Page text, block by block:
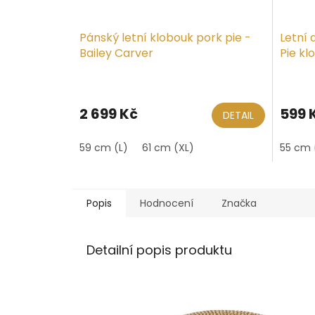
Pánský letní klobouk pork pie -
Bailey Carver
2 699 Kč DETAIL
59 cm (L) 61 cm (XL)
Letní
Pie
599
55 cm
Popis Hodnocení Značka
Detailní popis produktu